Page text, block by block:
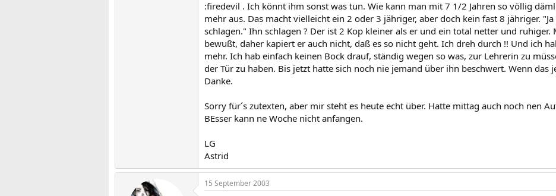
:firedevil . Ich könnt ihm sonst was tun. Wie kann man mit 7 1/2 Jahren so völlig
mehr aus. Das macht vielleicht ein 2 oder 3 jähriger, aber doch kein fast 8 jähriger.
schlagen." Ihn schlagen ? Der ist 2 Kop kleiner als er und ein total netter und ruhiger.
bewußt, daher kapiert er auch nicht, daß es so nicht geht. Ich dreh durch !! Und ich
mehr. Ich hab einfach keinen Bock drauf, ständig wegen so was, zur Lehrerin zu
der Tür zu haben. Bis jetzt hatte sich noch nie jemand über ihn beschwert. Wenn das
Danke.
Sorry für´s zutexten, aber mir steht es heute echt über. Hatte mittag auch noch nen
BEsser kann ne Woche nicht anfangen.
LG
Astrid
15 September 2003